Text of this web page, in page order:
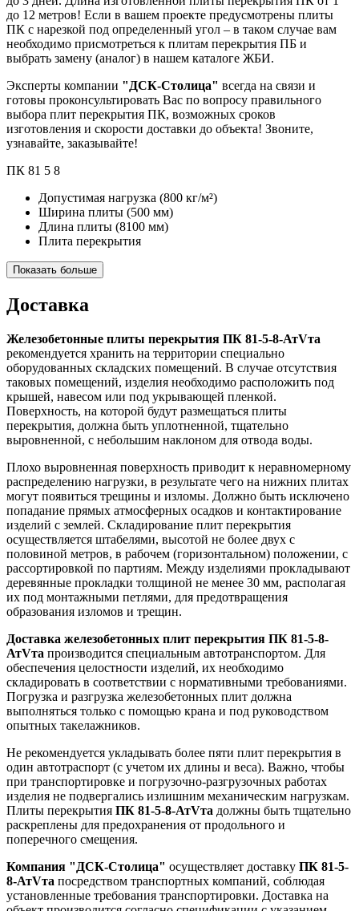
до 12 метров! Если в вашем проекте предусмотрены плиты
ПК с нарезкой под определенный угол – в таком случае вам
необходимо присмотреться к плитам перекрытия ПБ и
выбрать замену (аналог) в нашем каталоге ЖБИ.
Эксперты компании "ДСК-Столица" всегда на связи и
готовы проконсультировать Вас по вопросу правильного
выбора плит перекрытия ПК, возможных сроков
изготовления и скорости доставки до объекта! Звоните,
узнавайте, заказывайте!
ПК 81 5 8
Допустимая нагрузка (800 кг/м²)
Ширина плиты (500 мм)
Длина плиты (8100 мм)
Плита перекрытия
Показать больше
Доставка
Железобетонные плиты перекрытия ПК 81-5-8-АтVта
рекомендуется хранить на территории специально
оборудованных складских помещений. В случае отсутствия
таковых помещений, изделия необходимо расположить под
крышей, навесом или под укрывающей пленкой.
Поверхность, на которой будут размещаться плиты
перекрытия, должна быть уплотненной, тщательно
выровненной, с небольшим наклоном для отвода воды.
Плохо выровненная поверхность приводит к неравномерному
распределению нагрузки, в результате чего на нижних плитах
могут появиться трещины и изломы. Должно быть исключено
попадание прямых атмосферных осадков и контактирование
изделий с землей. Складирование плит перекрытия
осуществляется штабелями, высотой не более двух с
половиной метров, в рабочем (горизонтальном) положении, с
рассортировкой по партиям. Между изделиями прокладывают
деревянные прокладки толщиной не менее 30 мм, располагая
их под монтажными петлями, для предотвращения
образования изломов и трещин.
Доставка железобетонных плит перекрытия ПК 81-5-8-
АтVта производится специальным автотранспортом. Для
обеспечения целостности изделий, их необходимо
складировать в соответствии с нормативными требованиями.
Погрузка и разгрузка железобетонных плит должна
выполняться только с помощью крана и под руководством
опытных такелажников.
Не рекомендуется укладывать более пяти плит перекрытия в
один автотраспорт (с учетом их длины и веса). Важно, чтобы
при транспортировке и погрузочно-разгрузочных работах
изделия не подвергались излишним механическим нагрузкам.
Плиты перекрытия ПК 81-5-8-АтVта должны быть тщательно
раскреплены для предохранения от продольного и
поперечного смещения.
Компания "ДСК-Столица" осуществляет доставку ПК 81-5-
8-АтVта посредством транспортных компаний, соблюдая
установленные требования транспортировки. Доставка на